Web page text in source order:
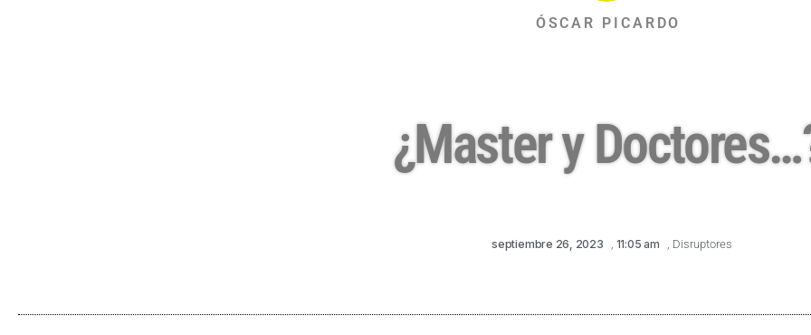
ÓSCAR PICARDO
¿Master y
septiembre 26, 2023 , 11:05 am , Disruptores